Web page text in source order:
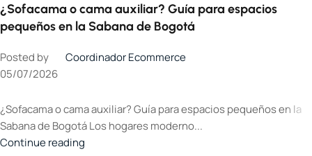
¿Sofacama o cama auxiliar? Guía para espacios
pequeños en la Sabana de Bogotá
Posted by
Coordinador Ecommerce
05/07/2026
¿Sofacama o cama auxiliar? Guía para espacios pequeños en la
Sabana de Bogotá Los hogares moderno...
Continue reading